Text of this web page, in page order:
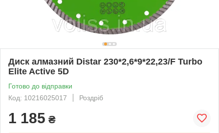
Диск алмазний Distar 230*2,6*9*22,23/F Turbo
Elite Active 5D
Готово до відправки
Код: 10216025017
Роздріб
1 185 ₴